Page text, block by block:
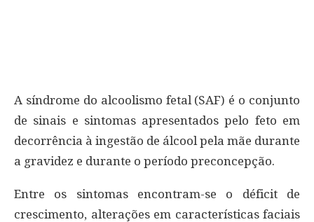
A síndrome do alcoolismo fetal (SAF) é o conjunto
de sinais e sintomas apresentados pelo feto em
decorrência à ingestão de álcool pela mãe durante
a gravidez e durante o período preconcepção.
Entre os sintomas encontram-se o déficit de
crescimento, alterações em características faciais